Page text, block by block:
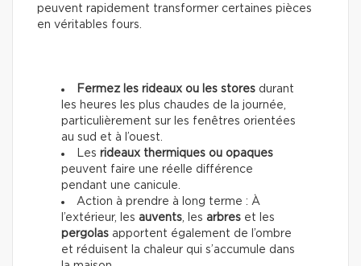
peuvent rapidement transformer certaines pièces
en véritables fours.
Fermez les rideaux ou les stores durant
les heures les plus chaudes de la journée,
particulièrement sur les fenêtres orientées
au sud et à l’ouest.
Les rideaux thermiques ou opaques
peuvent faire une réelle différence
pendant une canicule.
Action à prendre à long terme : À
l’extérieur, les auvents, les arbres et les
pergolas apportent également de l’ombre
et réduisent la chaleur qui s’accumule dans